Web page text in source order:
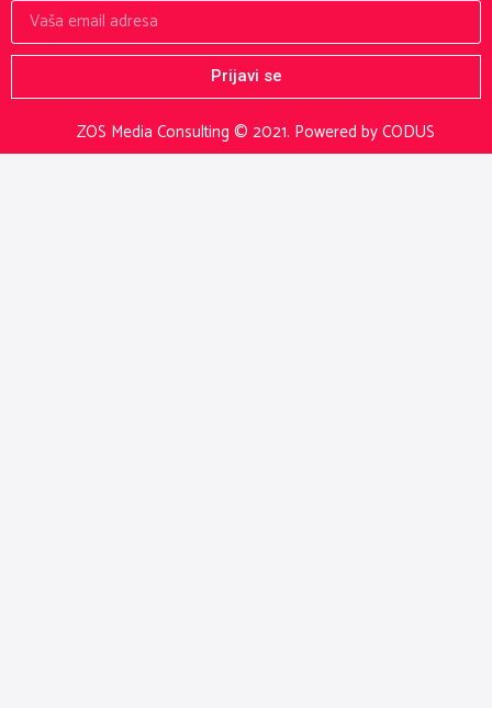
ZOS Media Consulting © 2021. Powered by CODUS
Prijavi se